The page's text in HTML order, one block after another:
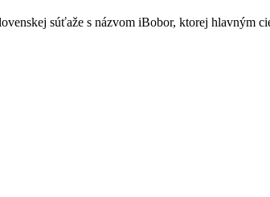
súťaže s názvom iBobor, ktorej